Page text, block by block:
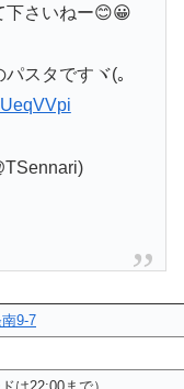
下さいねー😊😀
スタですヾ(｡
9-7